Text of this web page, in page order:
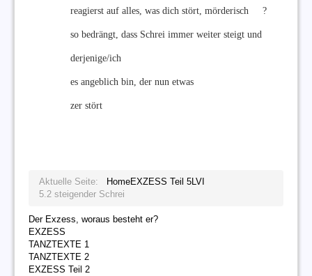
reagierst auf alles, was dich stört, mörderisch ?
so bedrängt, dass Schrei immer weiter steigt und
derjenige/ich
es angeblich bin, der nun etwas
zer stört
Aktuelle Seite: HomeEXZESS Teil 5LVI
5.2 steigender Schrei
Der Exzess, woraus besteht er?
EXZESS
TANZTEXTE 1
TANZTEXTE 2
EXZESS Teil 2